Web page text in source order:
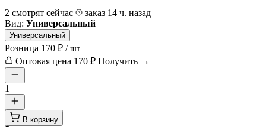
2 смотрят сейчас
заказ 14 ч. назад
Вид: Универсальный
Универсальный
Розница 170 ₽ / шт
Оптовая цена 170 ₽ Получить →
1
В корзину